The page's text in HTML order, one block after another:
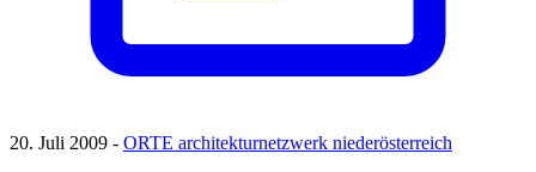
20. Juli 2009 - ORTE architekturnetzwerk niederösterreich